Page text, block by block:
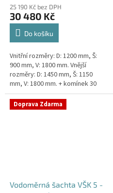
25 190 Kč bez DPH
30 480 Kč
Do košíku
Vnitřní rozměry: D: 1200 mm, Š:
900 mm, V: 1800 mm. Vnější
rozměry: D: 1450 mm, Š: 1150
mm, V: 1800 mm. + komínek 30
cm. Dvouplášťová vodoměrná
šachta - do míst se spodní...
Doprava Zdarma
Vodoměrná šachta VŠK 5 -